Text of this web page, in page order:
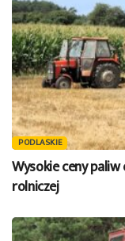
PODLASKIE
Wysokie ceny
rolniczej